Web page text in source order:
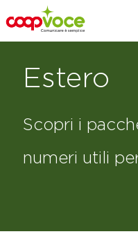
Vai al contenuto
Estero
Scopri i
numeri utili